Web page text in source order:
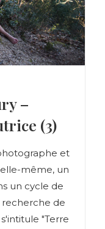
–
(3)
et
même, un
un cycle de
recherche de
"Terre